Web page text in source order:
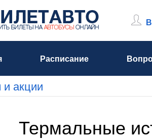
Расписание
акции
Термальные